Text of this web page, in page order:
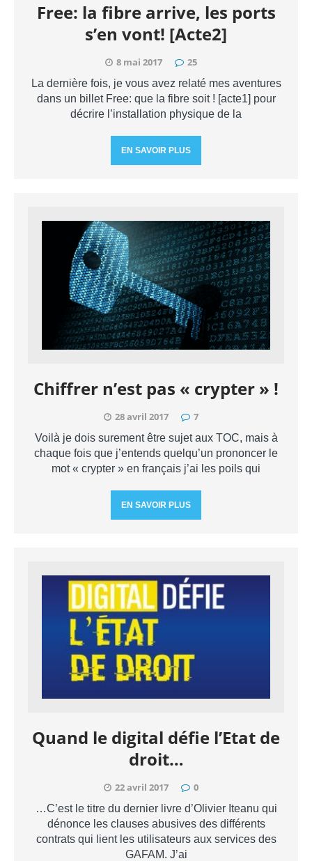
Free: la fibre arrive, les ports
s’en vont! [Acte2]
8 mai 2017 25
La dernière fois, je vous avez relaté mes aventures
dans un billet Free: que la fibre soit ! [acte1] pour
décrire l’installation physique de la
EN SAVOIR PLUS
Chiffrer n’est pas « crypter » !
28 avril 2017 7
Voilà je dois surement être sujet aux TOC, mais à
chaque fois que j’entends quelqu’un prononcer le
mot « crypter » en français j’ai les poils qui
EN SAVOIR PLUS
Quand le digital défie l’Etat de
droit…
22 avril 2017 0
…C’est le titre du dernier livre d’Olivier Iteanu qui
dénonce les clauses abusives des différents
contrats qui lient les utilisateurs aux services des
GAFAM. J’ai